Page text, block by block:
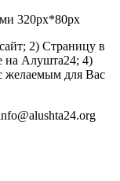
320px*80px
2) Страницу в
на Алушта24; 4)
желаемым для Вас